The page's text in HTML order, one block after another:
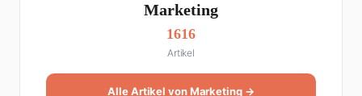
Marketing
1616
Artikel
Alle Artikel von Marketing →